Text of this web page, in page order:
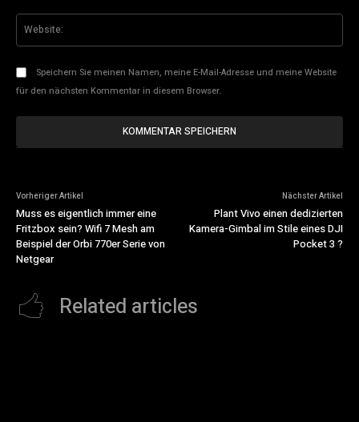
Speichern Sie meinen Namen, meine E-Mail-Adresse und meine Website
für den nächsten Kommentar in diesem Browser.
Vorheriger Artikel
Muss es eigentlich immer eine
Fritzbox sein? Wifi 7 Mesh am
Beispiel der Orbi 770er Serie von
Netgear
Nächster Artikel
Plant Vivo einen dedizierten
Kamera-Gimbal im Stile eines DJI
Pocket 3 ?
Related articles